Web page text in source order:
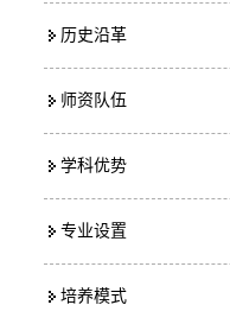
历史沿革
师资队伍
学科优势
专业设置
培养模式